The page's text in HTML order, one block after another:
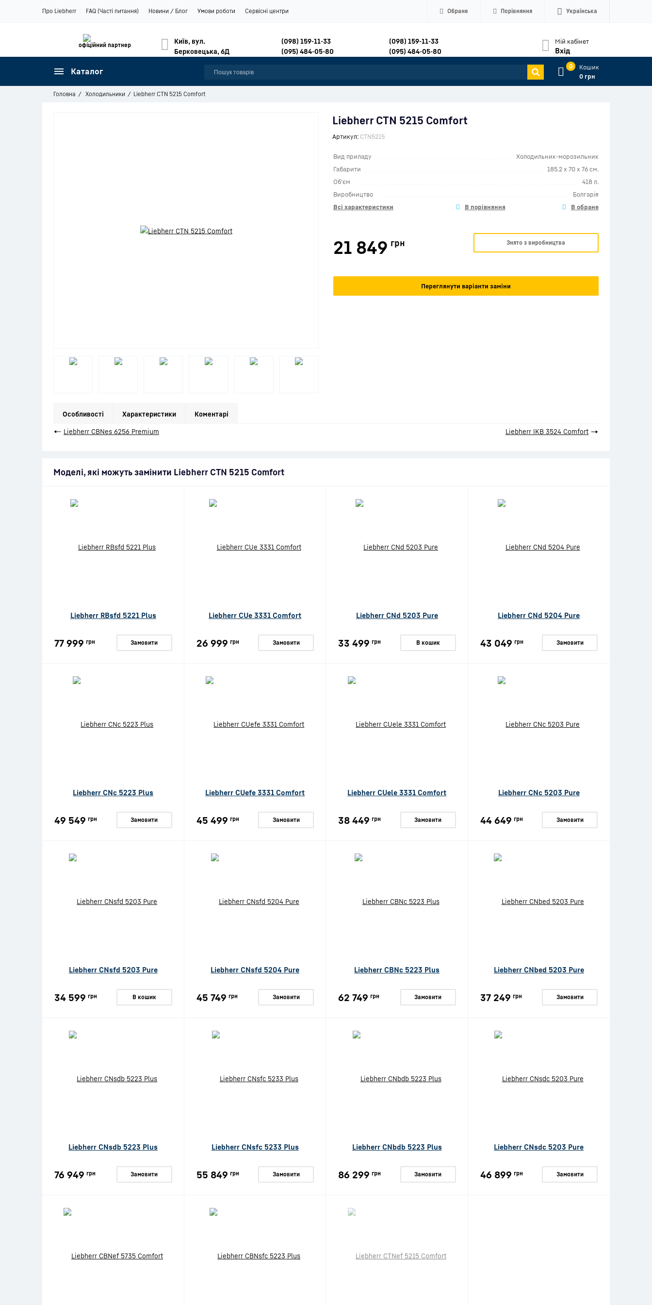
Про Liebherr FAQ (Часті питання) Новини / Блог Умови роботи Сервісні центри Обране Порівняння Українська
офіційний партнер Мій кабінет
Вхід
Київ, вул.
Берковецька, 6Д
(098) 159-11-33
(095) 484-05-80
(098) 159-11-33
(095) 484-05-80
0
Кошик
0 грн
Каталог
Головна Холодильники Liebherr CTN 5215 Comfort
Liebherr CTN 5215 Comfort
Артикул: CTN5215
Вид приладу
Холодильник-морозильник
Габарити
185.2 х 70 х 76 см.
Об'єм
418 л.
Виробництво
Болгарія
Всі характеристики
21 849 грн Знято з виробництва
Переглянути варіанти заміни
Особливості Характеристики Коментарі
← Liebherr CBNes 6256 Premium Liebherr IKB 3524 Comfort →
Моделі, які можуть замінити Liebherr CTN 5215 Comfort
Liebherr RBsfd 5221 Plus
77 999 грн Замовити
Liebherr CUe 3331 Comfort
26 999 грн Замовити
Liebherr CNd 5203 Pure
33 499 грн В кошик
Liebherr CNd 5204 Pure
43 049 грн Замовити
Liebherr CNc 5223 Plus
49 549 грн Замовити
Liebherr CUefe 3331 Comfort
45 499 грн Замовити
Liebherr CUele 3331 Comfort
38 449 грн Замовити
Liebherr CNc 5203 Pure
44 649 грн Замовити
Liebherr CNsfd 5203 Pure
34 599 грн В кошик
Liebherr CNsfd 5204 Pure
45 749 грн Замовити
Liebherr CBNc 5223 Plus
62 749 грн Замовити
Liebherr CNbed 5203 Pure
37 249 грн Замовити
Liebherr CNsdb 5223 Plus
76 949 грн Замовити
Liebherr CNsfc 5233 Plus
55 849 грн Замовити
Liebherr CNbdb 5223 Plus
86 299 грн Замовити
Liebherr CNsdc 5203 Pure
46 899 грн Замовити